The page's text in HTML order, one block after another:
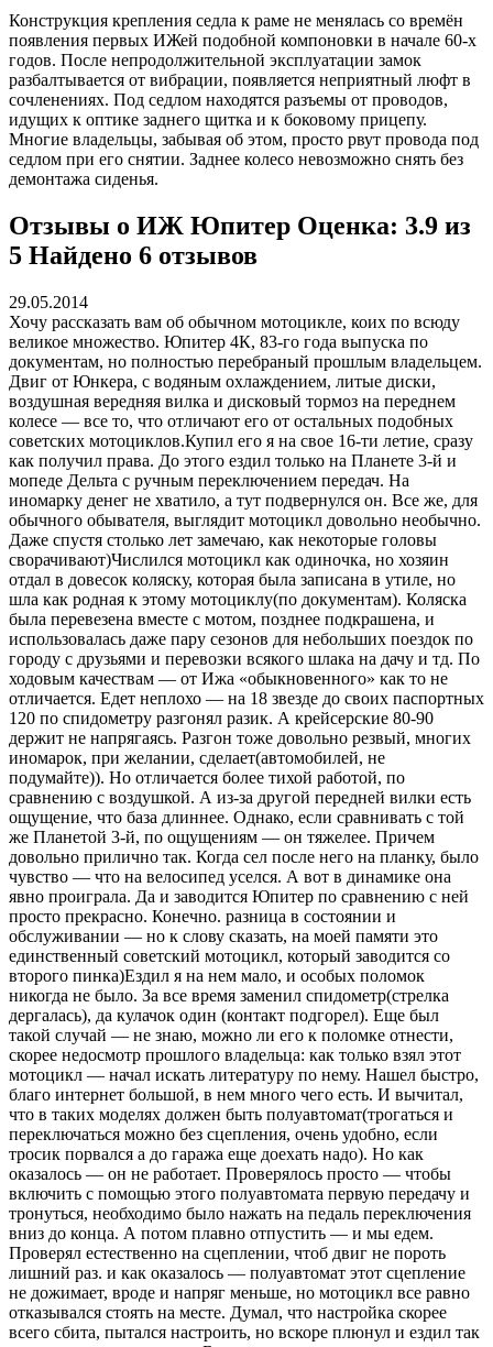
Конструкция крепления седла к раме не менялась со времён
появления первых ИЖей подобной компоновки в начале 60-х
годов. После непродолжительной эксплуатации замок
разбалтывается от вибрации, появляется неприятный люфт в
сочленениях. Под седлом находятся разъемы от проводов,
идущих к оптике заднего щитка и к боковому прицепу.
Многие владельцы, забывая об этом, просто рвут провода под
седлом при его снятии. Заднее колесо невозможно снять без
демонтажа сиденья.
Отзывы о ИЖ Юпитер Оценка: 3.9 из
5 Найдено 6 отзывов
29.05.2014
Хочу рассказать вам об обычном мотоцикле, коих по всюду
великое множество. Юпитер 4К, 83-го года выпуска по
документам, но полностью перебраный прошлым владельцем.
Двиг от Юнкера, с водяным охлаждением, литые диски,
воздушная вередняя вилка и дисковый тормоз на переднем
колесе — все то, что отличают его от остальных подобных
советских мотоциклов.Купил его я на свое 16-ти летие, сразу
как получил права. До этого ездил только на Планете 3-й и
мопеде Дельта с ручным переключением передач. На
иномарку денег не хватило, а тут подвернулся он. Все же, для
обычного обывателя, выглядит мотоцикл довольно необычно.
Даже спустя столько лет замечаю, как некоторые головы
сворачивают)Числился мотоцикл как одиночка, но хозяин
отдал в довесок коляску, которая была записана в утиле, но
шла как родная к этому мотоциклу(по документам). Коляска
была перевезена вместе с мотом, позднее подкрашена, и
использовалась даже пару сезонов для небольших поездок по
городу с друзьями и перевозки всякого шлака на дачу и тд. По
ходовым качествам — от Ижа «обыкновенного» как то не
отличается. Едет неплохо — на 18 звезде до своих паспортных
120 по спидометру разгонял разик. А крейсерские 80-90
держит не напрягаясь. Разгон тоже довольно резвый, многих
иномарок, при желании, сделает(автомобилей, не
подумайте)). Но отличается более тихой работой, по
сравнению с воздушкой. А из-за другой передней вилки есть
ощущение, что база длиннее. Однако, если сравнивать с той
же Планетой 3-й, по ощущениям — он тяжелее. Причем
довольно прилично так. Когда сел после него на планку, было
чувство — что на велосипед уселся. А вот в динамике она
явно проиграла. Да и заводится Юпитер по сравнению с ней
просто прекрасно. Конечно. разница в состоянии и
обслуживании — но к слову сказать, на моей памяти это
единственный советский мотоцикл, который заводится со
второго пинка)Ездил я на нем мало, и особых поломок
никогда не было. За все время заменил спидометр(стрелка
дергалась), да кулачок один (контакт подгорел). Еще был
такой случай — не знаю, можно ли его к поломке отнести,
скорее недосмотр прошлого владельца: как только взял этот
мотоцикл — начал искать литературу по нему. Нашел быстро,
благо интернет большой, в нем много чего есть. И вычитал,
что в таких моделях должен быть полуавтомат(трогаться и
переключаться можно без сцепления, очень удобно, если
тросик порвался а до гаража еще доехать надо). Но как
оказалось — он не работает. Проверялось просто — чтобы
включить с помощью этого полуавтомата первую передачу и
тронуться, необходимо было нажать на педаль переключения
вниз до конца. А потом плавно отпустить — и мы едем.
Проверял естественно на сцеплении, чтоб двиг не пороть
лишний раз. и как оказалось — полуавтомат этот сцепление
не дожимает, вроде и напряг меньше, но мотоцикл все равно
отказывался стоять на месте. Думал, что настройка скорее
всего сбита, пытался настроить, но вскоре плюнул и ездил так